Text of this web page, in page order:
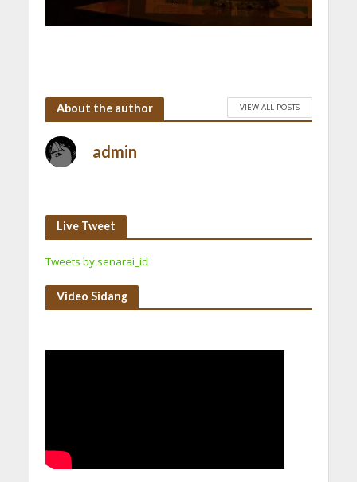
About the author VIEW ALL POSTS
admin
Live Tweet
Tweets by senarai_id
Video Sidang